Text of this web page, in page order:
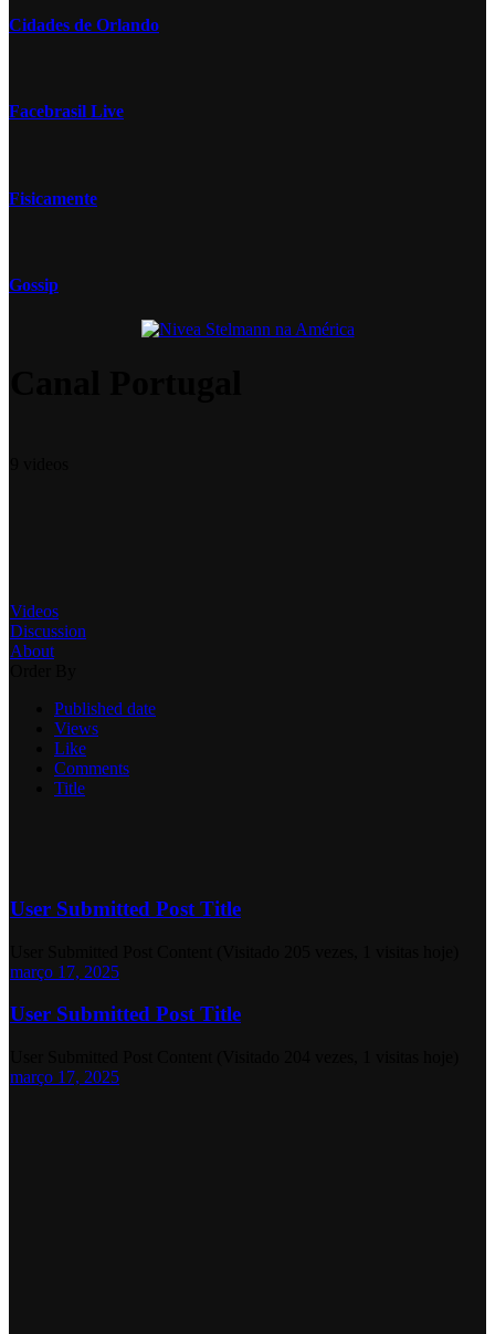
Cidades de Orlando
Facebrasil Live
Fisicamente
Gossip
Videos
Discussion
About
Published date
Views
Like
Comments
Title
User Submitted Post Title
março 17, 2025
User Submitted Post Title
março 17, 2025